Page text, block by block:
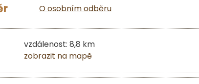
O osobním odběru
vzdálenost: 8,8 km
zobrazit na mapě